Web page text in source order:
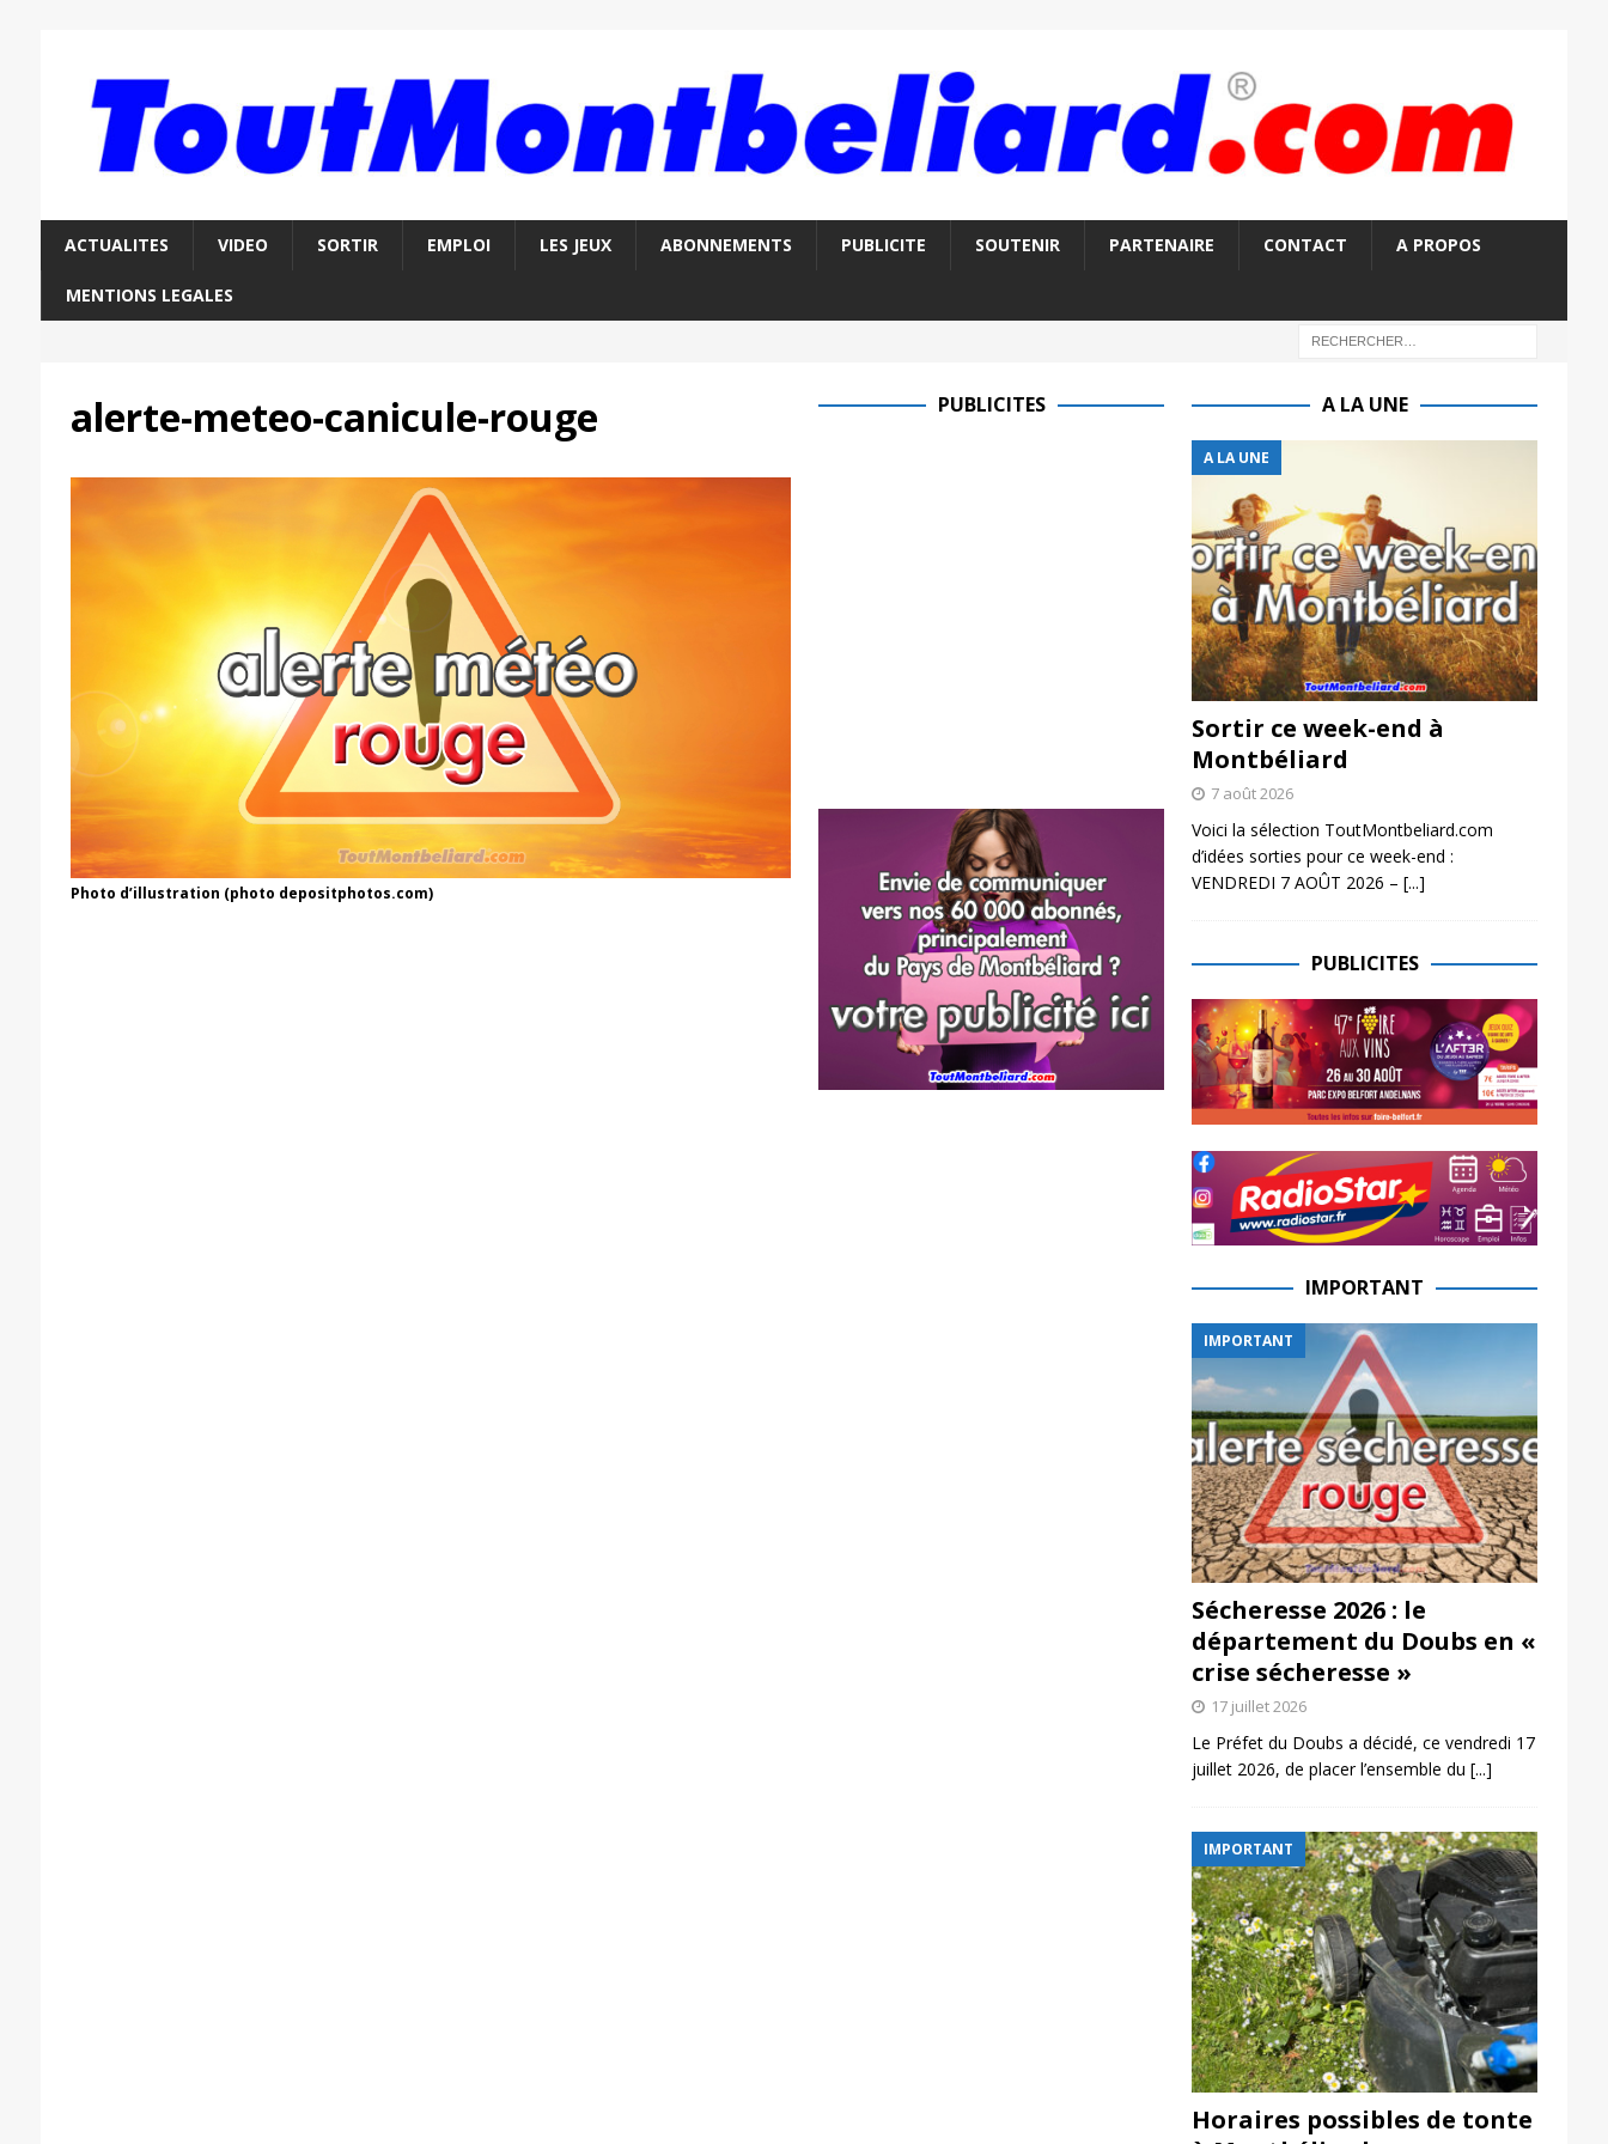
ACTUALITES VIDEO SORTIR EMPLOI LES JEUX ABONNEMENTS PUBLICITE SOUTENIR PARTENAIRE CONTACT A PROPOS
MENTIONS LEGALES
alerte-meteo-canicule-rouge
Photo d’illustration (photo depositphotos.com)
PUBLICITES A LA UNE
A LA UNE
Sortir ce week-end à
Montbéliard
7 août 2026
Voici la sélection ToutMontbeliard.com
d’idées sorties pour ce week-end :
VENDREDI 7 AOÛT 2026 – [...]
PUBLICITES
IMPORTANT
IMPORTANT
Sécheresse 2026 : le
département du Doubs en «
crise sécheresse »
17 juillet 2026
Le Préfet du Doubs a décidé, ce vendredi 17
juillet 2026, de placer l’ensemble du [...]
IMPORTANT
Horaires possibles de tonte